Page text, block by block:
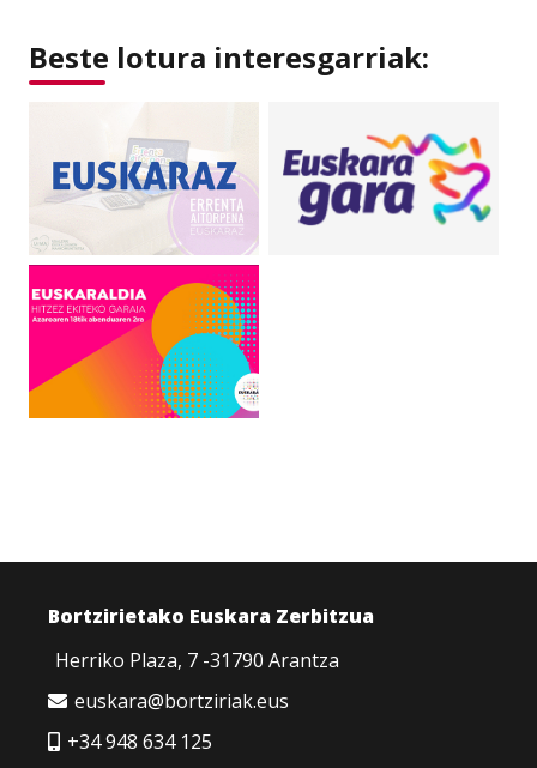
Beste lotura interesgarriak:
Bortzirietako Euskara Zerbitzua
Herriko Plaza, 7 -31790 Arantza
euskara@bortziriak.eus
+34 948 634 125